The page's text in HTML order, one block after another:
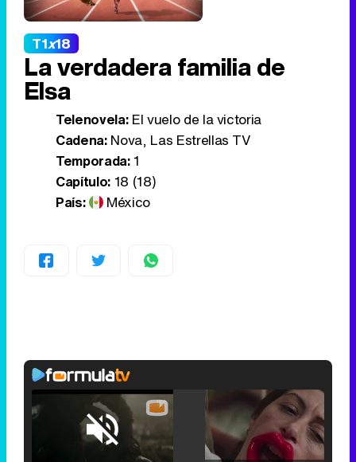
T1x18
La verdadera familia de
Elsa
Telenovela:El vuelo de la victoria
Cadena:Nova, Las Estrellas TV
Temporada:1
Capítulo:18 (18)
País:
México
Unmute /